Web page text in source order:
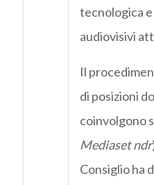
tecnologica
audiovisivi
Il
di posizioni
coinvolgono
Mediaset ndr
Consiglio ha